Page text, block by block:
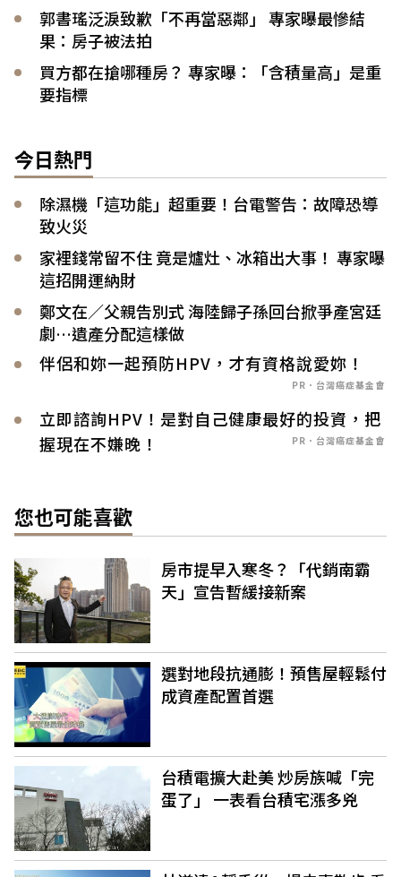
郭書瑤泛淚致歉「不再當惡鄰」 專家曝最慘結
果：房子被法拍
買方都在搶哪種房？ 專家曝：「含積量高」是重
要指標
今日熱門
除濕機「這功能」超重要！台電警告：故障恐導
致火災
家裡錢常留不住 竟是爐灶、冰箱出大事！ 專家曝
這招開運納財
鄭文在／父親告別式 海陸歸子孫回台掀爭產宮廷
劇…遺產分配這樣做
伴侶和妳一起預防HPV，才有資格說愛妳！
PR．台灣癌症基金會
立即諮詢HPV！是對自己健康最好的投資，把
握現在不嫌晚！
PR．台灣癌症基金會
您也可能喜歡
房市提早入寒冬？「代銷南霸
天」宣告暫緩接新案
選對地段抗通膨！預售屋輕鬆付
成資產配置首選
台積電擴大赴美 炒房族喊「完
蛋了」 一表看台積宅漲多兇